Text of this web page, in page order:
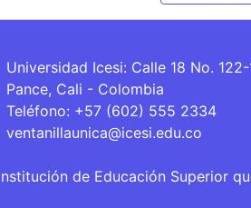
Universidad Icesi: Calle 18 No. 122-
Pance, Cali - Colombia
Teléfono: +57 (602) 555 2334
ventanillaunica@icesi.edu.co
de Educación Superior